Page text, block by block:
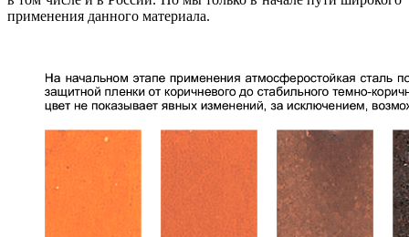
применения данного материала.